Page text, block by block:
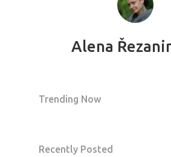
Alena
Trending Now
Recently Posted